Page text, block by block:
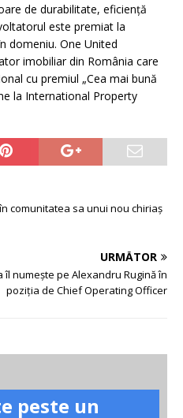
de durabilitate, eficiență
este premiat la
domeniu. One United
imobiliar din România care
cu premiul „Cea mai bună
la International Property
comunitatea sa unui nou chiriaș
URMĂTOR
numește pe Alexandru Rugină în
poziția de Chief Operating Officer
peste un